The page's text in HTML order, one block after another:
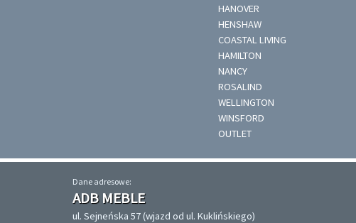
HANOVER
HENSHAW
COASTAL LIVING
HAMILTON
NANCY
ROSALIND
WELLINGTON
WINSFORD
OUTLET
Dane adresowe:
ADB MEBLE
ul. Sejneńska 57 (wjazd od ul. Kuklińskiego)